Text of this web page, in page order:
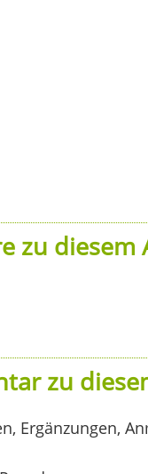
zu diesem
zu
Ergänzungen,